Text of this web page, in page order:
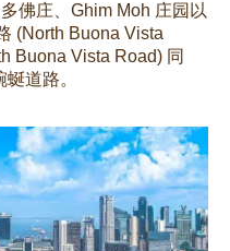
佛庄、Ghim Moh 庄园以
(North Buona Vista
Buona Vista Road) 同
道路。